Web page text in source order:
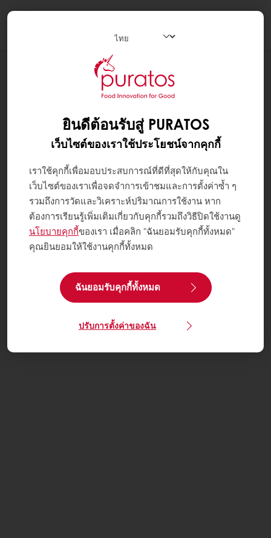
สูตรทำขนม
BRIOCHE LAMINATED
ยินดีต้อนรับสู่ PURATOS
เว็บไซต์ของเราใช้ประโยชน์จากคุกกี้
เราใช้คุกกี้เพื่อมอบประสบการณ์ที่ดีที่สุดให้กับคุณใน
เว็บไซต์ของเราเพื่อจดจำการเข้าชมและการตั้งค่าซ้ำ ๆ
รวมถึงการวัดและวิเคราะห์ปริมาณการใช้งาน หาก
ต้องการเรียนรู้เพิ่มเติมเกี่ยวกับคุกกี้รวมถึงวิธีปิดใช้งานดู
นโยบายคุกกี้ของเรา เมื่อคลิก "ฉันยอมรับคุกกี้ทั้งหมด"
คุณยินยอมให้ใช้งานคุกกี้ทั้งหมด
ฉันยอมรับคุกกี้ทั้งหมด
ปรับการตั้งค่าของฉัน